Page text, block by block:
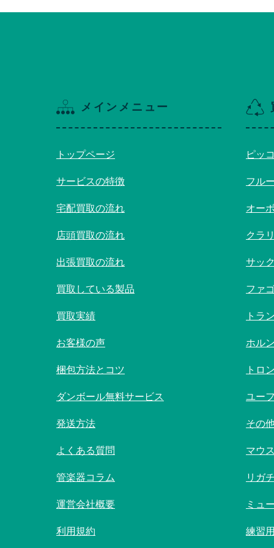
メインメニュー
トップページ
サービスの特徴
宅配買取の流れ
店頭買取の流れ
出張買取の流れ
買取している製品
買取実績
お客様の声
梱包方法とコツ
ダンボール無料サービス
発送方法
よくある質問
管楽器コラム
運営会社概要
利用規約
ピッ
フル
オー
クラ
サッ
ファ
トラ
ホル
トロ
ユー
その
マウ
リガ
ミュ
練習